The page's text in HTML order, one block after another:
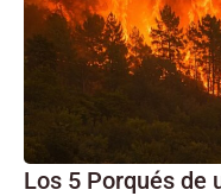
Los 5 Porqués de